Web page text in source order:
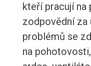
kteří pracují
zodpovědní za
problémů se
na